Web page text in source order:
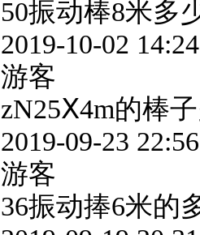
50振动棒8米多
2019-10-02
游客
zN25Ⅹ4m的棒
2019-09-23
游客
36振动捧6米的